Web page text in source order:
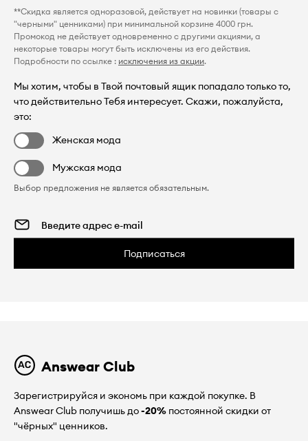
**Скидка является одноразовой, действует на новинки (товары с
"черными" ценниками) при минимальной корзине 4000 грн.
Промокод не действует одновременно с другими акциями, а
некоторые товары могут быть исключены из его действия.
Подробности по ссылке : исключения из акции.
Мы хотим, чтобы в Твой почтовый ящик попадало только то,
что действительно Тебя интересует. Скажи, пожалуйста,
это:
Женская мода
Мужская мода
Выбор предложения не является обязательным.
Подписаться
Answear Club
Зарегистрируйся и экономь при каждой покупке. В
Answear Club получишь до-20% постоянной скидки от
"чёрных" ценников.